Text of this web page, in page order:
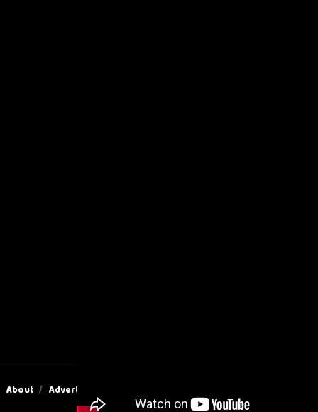
About Advertise